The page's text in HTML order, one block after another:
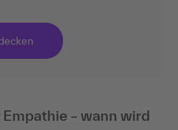
Empathie – wann wird